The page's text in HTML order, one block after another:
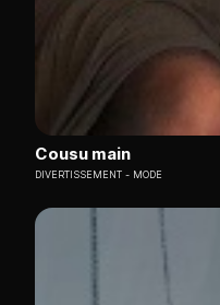
Cousu main
DIVERTISSEMENT MODE